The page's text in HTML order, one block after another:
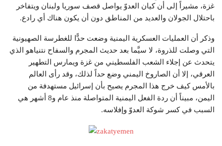
غزة، مشيراً إلى أن كيان العدوّ يواصل قصف سوريا ولبنان ويتفاخر
باحتلال الجولان والعديد من المناطق دون أن يكون هناك أي رادع.
وذكر أن العمليات العسكرية اليمنية وضعت حدًّا للغطرسة الصهيونية
التي وصلت للذروة، لا سيَّما بعد حديث المجرم والسفاح نتنياهو الذي
يتحدث عن إجلاء الشعب الفلسطيني من غزة ويمارس التطهير
العرقي، إلا أن الصاروخ اليمني وضع حداً لذلك، وقد رأى العالم
بالأمس كيف خرج هذا المجرم يصيح بأن إسرائيل مستهدفة من
اليمن، مبيناً أن ردة الفعل اليمنية المتواصلة منذ عام و8 أشهر هي
السبب في كسر شوكة العدوّ وإفلاسه.